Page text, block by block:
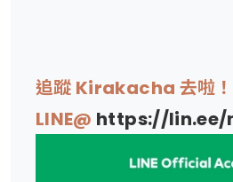
追蹤 Kirakacha 去啦
LINE@ https://lin.ee/